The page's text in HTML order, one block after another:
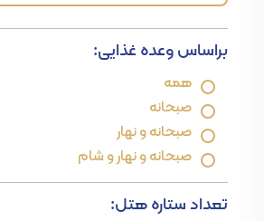
براساس وعده غذایی:
همه
صبحانه
صبحانه و نهار
صبحانه و نهار و شام
تعداد ستاره هتل: